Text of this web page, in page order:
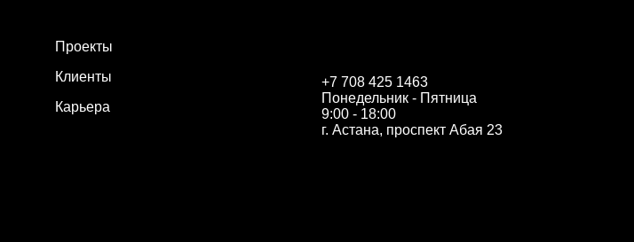
Проекты
Клиенты
Карьера
+7 708 425 1463
Понедельник - Пятница
9:00 - 18:00
г. Астана, проспект Абая 23